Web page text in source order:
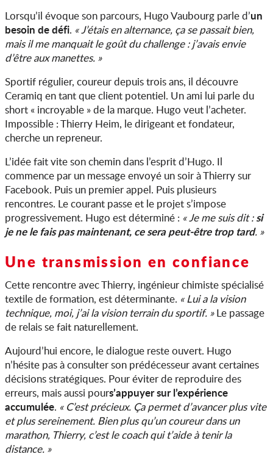
Lorsqu’il évoque son parcours, Hugo Vaubourg parle d’un
besoin de défi. « J’étais en alternance, ça se passait bien,
mais il me manquait le goût du challenge : j’avais envie
d’être aux manettes. »
Sportif régulier, coureur depuis trois ans, il découvre
Ceramiq en tant que client potentiel. Un ami lui parle du
short « incroyable » de la marque. Hugo veut l’acheter.
Impossible : Thierry Heim, le dirigeant et fondateur,
cherche un repreneur.
L’idée fait vite son chemin dans l’esprit d’Hugo. Il
commence par un message envoyé un soir à Thierry sur
Facebook. Puis un premier appel. Puis plusieurs
rencontres. Le courant passe et le projet s’impose
progressivement. Hugo est déterminé : « Je me suis dit :si
je ne le fais pas maintenant, ce sera peut-être trop tard. »
Une transmission en confiance
Cette rencontre avec Thierry, ingénieur chimiste spécialisé
textile de formation, est déterminante. « Lui a la vision
technique, moi, j’ai la vision terrain du sportif. »Le passage
de relais se fait naturellement.
Aujourd’hui encore, le dialogue reste ouvert. Hugo
n’hésite pas à consulter son prédécesseur avant certaines
décisions stratégiques. Pour éviter de reproduire des
erreurs, mais aussi pours’appuyer sur l’expérience
accumulée. « C’est précieux. Ça permet d’avancer plus vite
et plus sereinement. Bien plus qu’un coureur dans un
marathon, Thierry, c’est le coach qui t’aide à tenir la
distance. »